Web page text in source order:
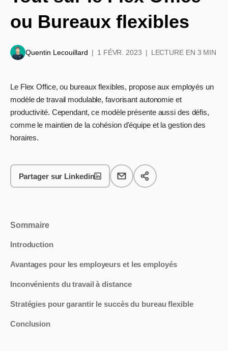
ou Bureaux flexibles
Quentin Lecouillard 1 FÉVR. 2023 LECTURE EN 3 MIN
Le Flex Office, ou bureaux flexibles, propose aux employés un
modèle de travail modulable, favorisant autonomie et
productivité. Cependant, ce modèle présente aussi des défis,
comme le maintien de la cohésion d'équipe et la gestion des
horaires.
Partager sur Linkedin
Sommaire
Introduction
Avantages pour les employeurs et les employés
Inconvénients du travail à distance
Stratégies pour garantir le succès du bureau flexible
Conclusion